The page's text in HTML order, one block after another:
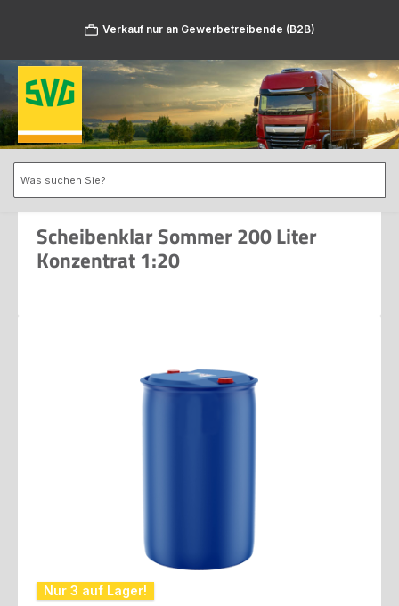
Verkauf nur an Gewerbetreibende (B2B)
Scheibenklar Sommer 200 Liter
Konzentrat 1:20
Bildergalerie überspringen
Nur 3 auf Lager!